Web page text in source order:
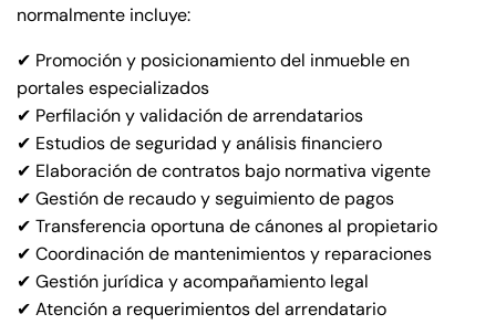
normalmente incluye:
✔ Promoción y posicionamiento del inmueble en
portales especializados
✔ Perfilación y validación de arrendatarios
✔ Estudios de seguridad y análisis financiero
✔ Elaboración de contratos bajo normativa vigente
✔ Gestión de recaudo y seguimiento de pagos
✔ Transferencia oportuna de cánones al propietario
✔ Coordinación de mantenimientos y reparaciones
✔ Gestión jurídica y acompañamiento legal
✔ Atención a requerimientos del arrendatario